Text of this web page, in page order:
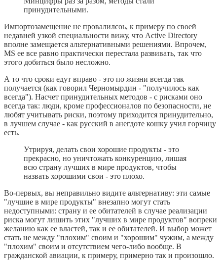
принудительными.
Импортозамещение не провалилсоь, к примеру по своей
недавней узкой специальности вижу, что Active Directory
вполне замещается альтернативными решениями. Впрочем,
MS ее все равно практически перестала развивать, так что
этого добиться было несложно.
А то что сроки едут вправо - это по жизни всегда так
получается (как говорил Черномырдин - "получилось как
всегда"). Насчет принудительных методов - с рисками оно
всегда так: люди, кроме профессионалов по безопасности, не
любят учитывать риски, поэтому приходится принудительно,
в лучшем случае - как русский в анегдоте кошку учил горчицу
есть.
Утрируя, делать свои хорошие продукты - это
прекрасно, но уничтожать конкуренцию, лишая
всю страну лучших в мире продуктов, чтобы
назвать хорошими свои - это плохо.
Во-первых, вы неправильно видите альтернативу: эти самые
"лучшие в мире продукты" внезапно могут стать
недоступными: страну и ее обитателей в случае реализации
риска могут лишить этих "лучших в мире продуктов" вопреки
желанию как ее властей, так и ее обитателей. И выбор может
стать не между "плохим" своим и "хорошим" чужим, а между
"плохим" своим и отсутствием чего-либо вообще. В
гражданской авиации, к примеру, примерно так и произошло.